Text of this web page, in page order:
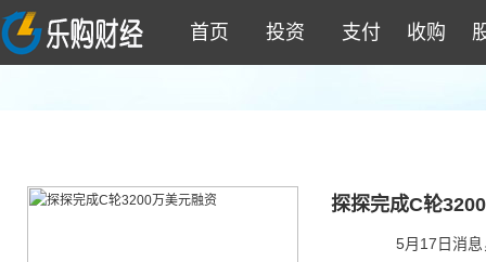
111
首页 投资 支付 收购
探探完成C轮
5月17日消息，陌